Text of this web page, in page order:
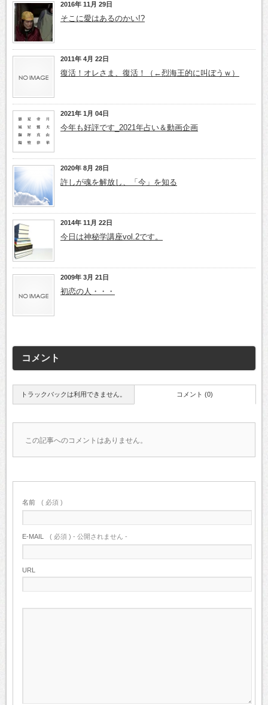
2016年 11月 29日
そこに愛はあるのかい!?
2011年 4月 22日
復活！オレさま、復活！（←烈海王的に叫ぼうｗ）
2021年 1月 04日
今年も好評です_2021年占い＆動画企画
2020年 8月 28日
許しが魂を解放し、「今」を知る
2014年 11月 22日
今日は神秘学講座vol.2です。
2009年 3月 21日
初恋の人・・・
コメント
トラックバックは利用できません。 コメント (0)
この記事へのコメントはありません。
名前 ( 必須 )
E-MAIL ( 必須 ) - 公開されません -
URL